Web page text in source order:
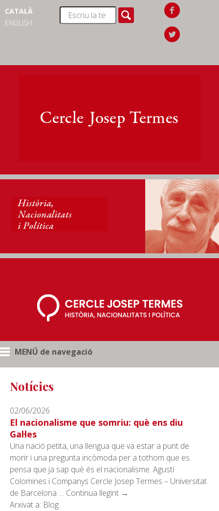
CATALÀ
ENGLISH
MENÚ de navegació
Notícies
02/06/2026
El nacionalisme que somriu: què ens diu
Gal·les
Una nació petita, una llengua que va estar a punt de
morir i una pregunta incòmoda per a tothom que es
pensa que ja sap què és el nacionalisme. Agustí
Colomines i Companys Cercle Josep Termes – Universitat
de Barcelona … Continua llegint →
Arxivat a: Blog